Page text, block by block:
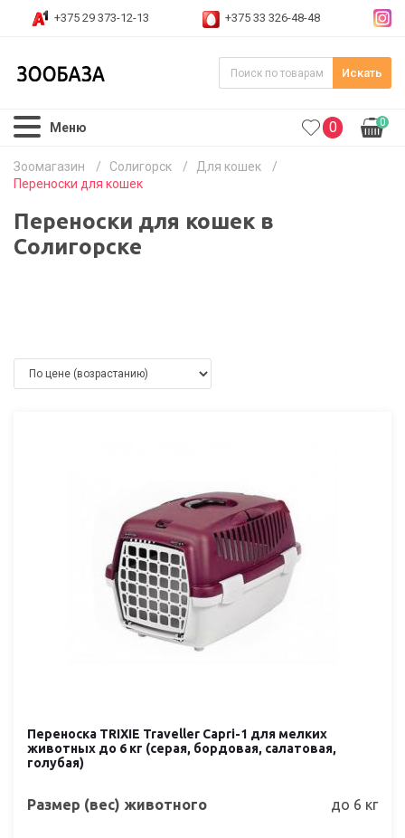
+375 29 373-12-13 +375 33 326-48-48
Искать
Меню 0 0
Зоомагазин / Солигорск / Для кошек
/
Переноски для кошек
Переноски для кошек в
Солигорске
Переноска TRIXIE Traveller Capri-1 для мелких
животных до 6 кг (серая, бордовая, салатовая,
голубая)
Размер (вес) животного до 6 кг